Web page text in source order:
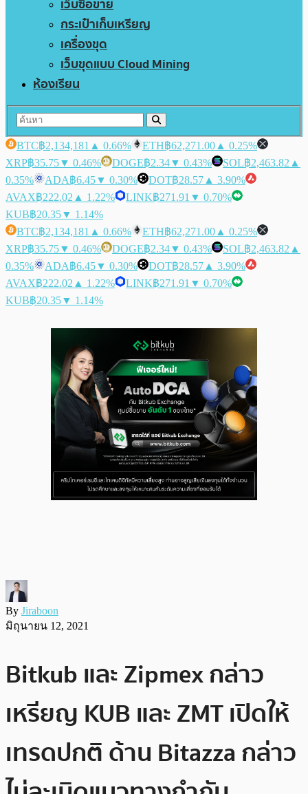
เว็บซื้อขาย
กระเป๋าเก็บเหรียญ
เครื่องขุด
เว็บขุดแบบ Cloud Mining
ห้องเรียน
BTC฿2,134,181 ▲ 0.66% ETH฿62,271.00 ▲ 0.25%
XRP฿35.75▼ 0.46% DOGE฿2.34▼ 0.43% SOL฿2,463.82 ▲
0.35%
ADA฿6.45▼ 0.30% DOT฿28.57 ▲ 3.90%
AVAX฿222.02 ▲ 1.22% LINK฿271.91 ▼ 0.70%
KUB฿20.35▼ 1.14%
BTC฿2,134,181 ▲ 0.66% ETH฿62,271.00 ▲ 0.25%
XRP฿35.75▼ 0.46% DOGE฿2.34▼ 0.43% SOL฿2,463.82 ▲
0.35%
ADA฿6.45▼ 0.30% DOT฿28.57 ▲ 3.90%
AVAX฿222.02 ▲ 1.22% LINK฿271.91 ▼ 0.70%
KUB฿20.35▼ 1.14%
By Jiraboon
มิถุนายน 12, 2021
Bitkub และ Zipmex กล่าว
เหรียญ KUB และ ZMT เปิดให้
เทรดปกติ ด้าน Bitazza กล่าว